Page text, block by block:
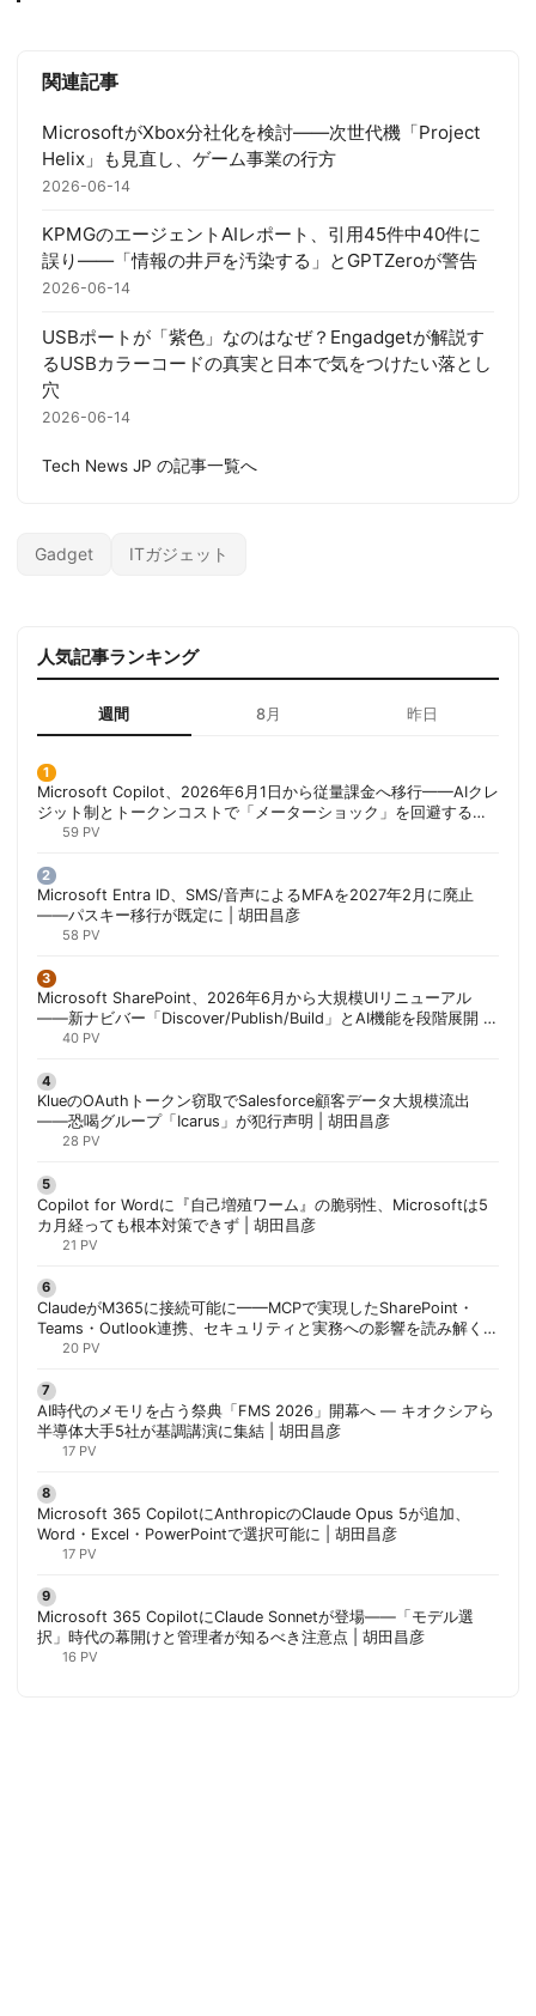
関連記事
MicrosoftがXbox分社化を検討——次世代機「Project
Helix」も見直し、ゲーム事業の行方
2026-06-14
KPMGのエージェントAIレポート、引用45件中40件に
誤り——「情報の井戸を汚染する」とGPTZeroが警告
2026-06-14
USBポートが「紫色」なのはなぜ？Engadgetが解説す
るUSBカラーコードの真実と日本で気をつけたい落とし
穴
2026-06-14
Tech News JP の記事一覧へ
Gadget ITガジェット
人気記事ランキング
週間 8月 昨日
Microsoft Copilot、2026年6月1日から従量課金へ移行——AIクレ
ジット制とトークンコストで「メーターショック」を回避する方
法 | 胡田昌彦
59 PV
Microsoft Entra ID、SMS/音声によるMFAを2027年2月に廃止
——パスキー移行が既定に | 胡田昌彦
58 PV
Microsoft SharePoint、2026年6月から大規模UIリニューアル
——新ナビバー「Discover/Publish/Build」とAI機能を段階展開 |
胡田昌彦
40 PV
KlueのOAuthトークン窃取でSalesforce顧客データ大規模流出
——恐喝グループ「Icarus」が犯行声明 | 胡田昌彦
28 PV
Copilot for Wordに『自己増殖ワーム』の脆弱性、Microsoftは5
カ月経っても根本対策できず | 胡田昌彦
21 PV
ClaudeがM365に接続可能に——MCPで実現したSharePoint・
Teams・Outlook連携、セキュリティと実務への影響を読み解く |
胡田昌彦
20 PV
AI時代のメモリを占う祭典「FMS 2026」開幕へ ― キオクシアら
半導体大手5社が基調講演に集結 | 胡田昌彦
17 PV
Microsoft 365 CopilotにAnthropicのClaude Opus 5が追加、
Word・Excel・PowerPointで選択可能に | 胡田昌彦
17 PV
Microsoft 365 CopilotにClaude Sonnetが登場——「モデル選
択」時代の幕開けと管理者が知るべき注意点 | 胡田昌彦
16 PV